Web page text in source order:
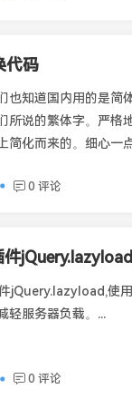
代码
也知道国内用的是简
所说的繁体字。严格
简化而来的。细心一
0 评论
jQuery.lazyload
jQuery.lazyload,使
轻服务器负载。...
0 评论